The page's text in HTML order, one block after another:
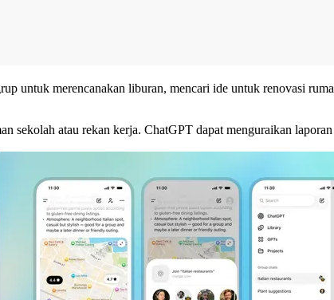
untuk merencanakan liburan, mencari ide untuk renovasi
sekolah atau rekan kerja. ChatGPT dapat menguraikan